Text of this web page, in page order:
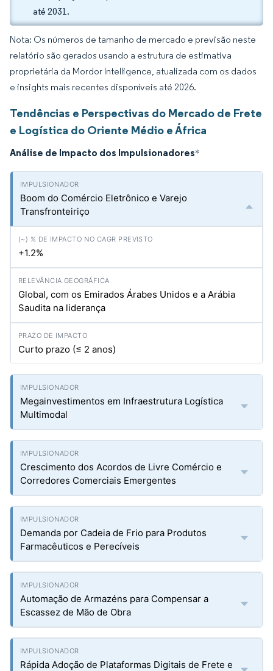
até 2031.
Nota: Os números de tamanho de mercado e previsão neste
relatório são gerados usando a estrutura de estimativa
proprietária da Mordor Intelligence, atualizada com os dados
e insights mais recentes disponíveis até 2026.
Tendências e Perspectivas do Mercado de Frete
e Logística do Oriente Médio e África
Análise de Impacto dos Impulsionadores*
Boom do Comércio Eletrônico e Varejo
Transfronteiriço
+1.2%
Global, com os Emirados Árabes Unidos e a Arábia
Saudita na liderança
Curto prazo (≤ 2 anos)
Megainvestimentos em Infraestrutura Logística
Multimodal
Crescimento dos Acordos de Livre Comércio e
Corredores Comerciais Emergentes
Demanda por Cadeia de Frio para Produtos
Farmacêuticos e Perecíveis
Automação de Armazéns para Compensar a
Escassez de Mão de Obra
Rápida Adoção de Plataformas Digitais de Frete e